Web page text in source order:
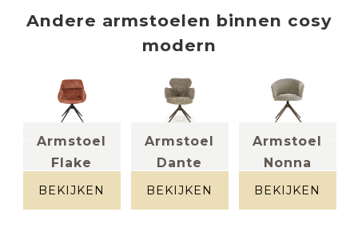
Andere armstoelen binnen cosy
modern
Armstoel
Flake
roodbruin
BEKIJKEN
Armstoel
Dante
kakigroen
gespikkeld
BEKIJKEN
Armstoel
Nonna
BEKIJKEN